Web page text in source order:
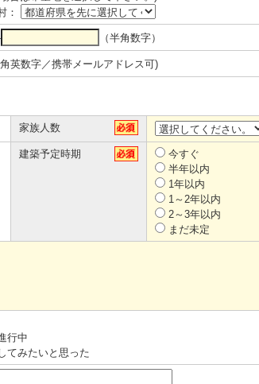
：
（半角数字）
英数字／携帯メールアドレス可)
家族人数
建築予定時期
今すぐ
半年以内
1年以内
1～2年以内
2～3年以内
まだ未定
行中
てみたいと思った